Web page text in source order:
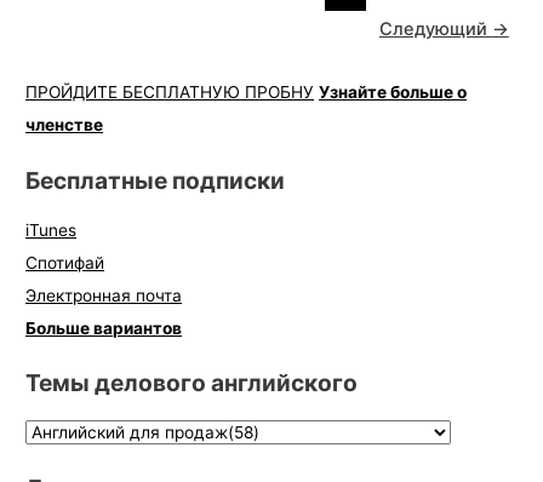
Следующий →
ПРОЙДИТЕ БЕСПЛАТНУЮ ПРОБНУ Узнайте больше о
членстве
Бесплатные подписки
iTunes
Спотифай
Электронная почта
Больше вариантов
Темы делового английского